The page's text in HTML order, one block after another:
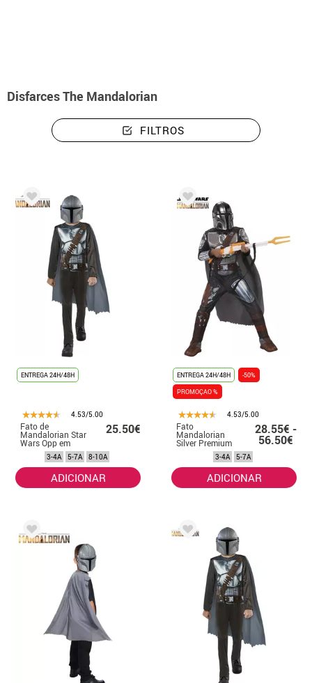
Disfarces The Mandalorian
FILTROS
ENTREGA 24H/48H
4.53/5.00
Fato de
Mandalorian Star
Wars Opp em
caixa com
máscara para
criança
25.50€
3-4A 5-7A 8-10A
ADICIONAR
ENTREGA 24H/48H
-50%
PROMOÇAO %
4.53/5.00
Fato
Mandalorian
Silver Premium
para meninos
28.55€ -
56.50€
3-4A 5-7A
ADICIONAR